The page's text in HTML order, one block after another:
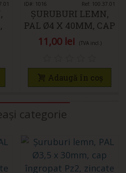
ID#: 1016 Ref: 100.37.01
ȘURUBURI LEMN,
PAL Ø4 X 40MM, CAP
ÎNGROPAT PZ2,
ZINCATE ALB
11,00 lei (TVA incl.)
Adaugă în coș
categorie